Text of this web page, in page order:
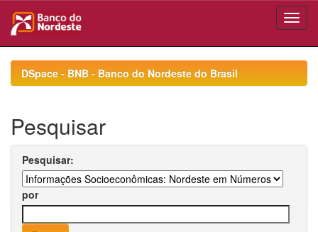
navigationDSpace - BNB - Banco do Nordeste do Brasil
Pesquisar
Pesquisar:
por